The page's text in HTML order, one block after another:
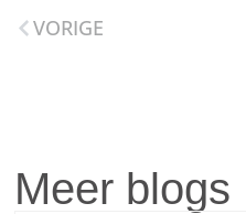
VORIGE
Meer blogs